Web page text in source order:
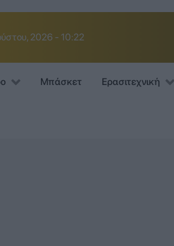
2026 - 10:22
Μπάσκετ Ερασιτεχνική